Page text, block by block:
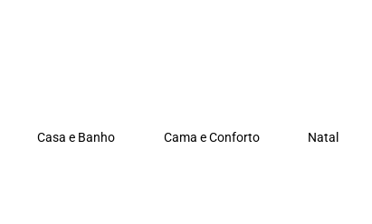
Casa e Banho Cama e Conforto Natal